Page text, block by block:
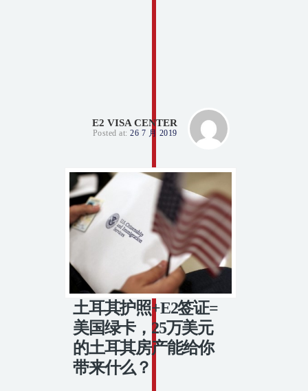
E2 VISA CENTER
Posted at:26 7 月 2019
土耳其护照+E2签证=
美国绿卡，25万美元
的土耳其房产能给你
带来什么？